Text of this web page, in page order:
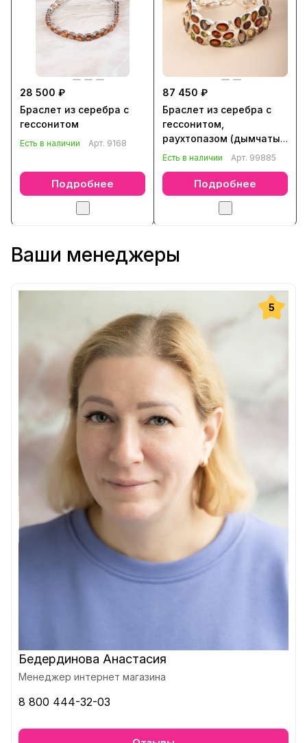
28 500 ₽
Браслет из серебра с
гессонитом
Есть в наличии Арт. 9168
Подробнее
87 450 ₽
Браслет из серебра с
гессонитом,
раухтопазом (дымчатый
кварц), хризолитом,
Есть в наличии Арт. 99885
Подробнее
Ваши менеджеры
5
Бедердинова Анастасия
Менеджер интернет магазина
8 800 444-32-03